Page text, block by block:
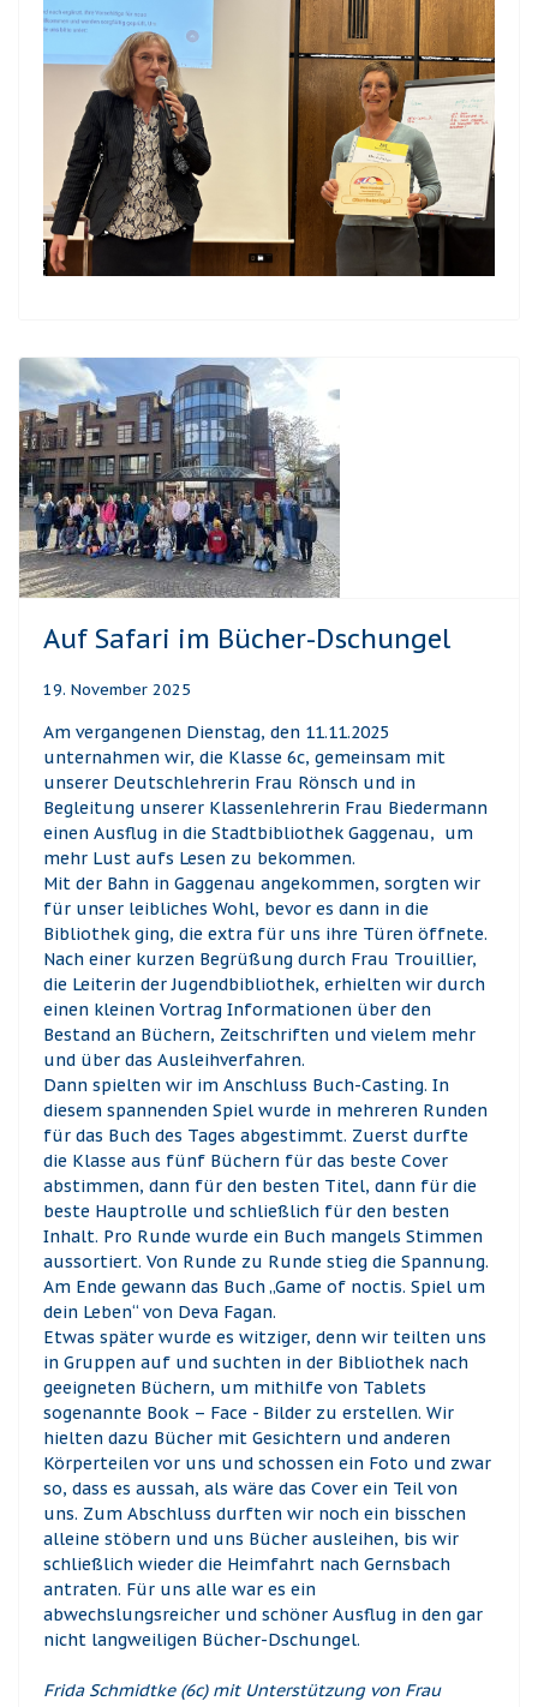
Auf Safari im Bücher-Dschungel
19. November 2025
Am vergangenen Dienstag, den 11.11.2025
unternahmen wir, die Klasse 6c, gemeinsam mit
unserer Deutschlehrerin Frau Rönsch und in
Begleitung unserer Klassenlehrerin Frau Biedermann
einen Ausflug in die Stadtbibliothek Gaggenau, um
mehr Lust aufs Lesen zu bekommen.
Mit der Bahn in Gaggenau angekommen, sorgten wir
für unser leibliches Wohl, bevor es dann in die
Bibliothek ging, die extra für uns ihre Türen öffnete.
Nach einer kurzen Begrüßung durch Frau Trouillier,
die Leiterin der Jugendbibliothek, erhielten wir durch
einen kleinen Vortrag Informationen über den
Bestand an Büchern, Zeitschriften und vielem mehr
und über das Ausleihverfahren.
Dann spielten wir im Anschluss Buch-Casting. In
diesem spannenden Spiel wurde in mehreren Runden
für das Buch des Tages abgestimmt. Zuerst durfte
die Klasse aus fünf Büchern für das beste Cover
abstimmen, dann für den besten Titel, dann für die
beste Hauptrolle und schließlich für den besten
Inhalt. Pro Runde wurde ein Buch mangels Stimmen
aussortiert. Von Runde zu Runde stieg die Spannung.
Am Ende gewann das Buch „Game of noctis. Spiel um
dein Leben“ von Deva Fagan.
Etwas später wurde es witziger, denn wir teilten uns
in Gruppen auf und suchten in der Bibliothek nach
geeigneten Büchern, um mithilfe von Tablets
sogenannte Book – Face - Bilder zu erstellen. Wir
hielten dazu Bücher mit Gesichtern und anderen
Körperteilen vor uns und schossen ein Foto und zwar
so, dass es aussah, als wäre das Cover ein Teil von
uns. Zum Abschluss durften wir noch ein bisschen
alleine stöbern und uns Bücher ausleihen, bis wir
schließlich wieder die Heimfahrt nach Gernsbach
antraten. Für uns alle war es ein
abwechslungsreicher und schöner Ausflug in den gar
nicht langweiligen Bücher-Dschungel.
Frida Schmidtke (6c) mit Unterstützung von Frau